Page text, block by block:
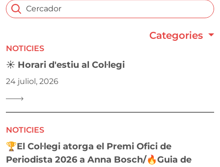
Categories
NOTICIES
☀️ Horari d'estiu al Col·legi
24 juliol, 2026
NOTICIES
🏆El Col·legi atorga el Premi Ofici de
Periodista 2026 a Anna Bosch/🔥Guia de